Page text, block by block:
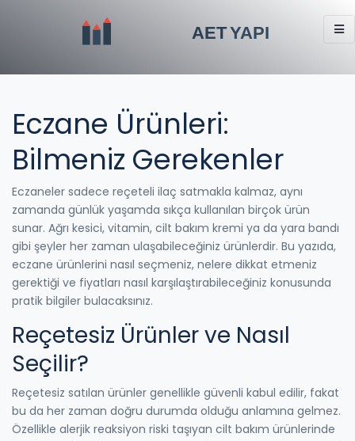
Eczane Ürünleri:
Bilmeniz Gerekenler
Eczaneler sadece reçeteli ilaç satmakla kalmaz, aynı
zamanda günlük yaşamda sıkça kullanılan birçok ürün
sunar. Ağrı kesici, vitamin, cilt bakım kremi ya da yara bandı
gibi şeyler her zaman ulaşabileceğiniz ürünlerdir. Bu yazıda,
eczane ürünlerini nasıl seçmeniz, nelere dikkat etmeniz
gerektiği ve fiyatları nasıl karşılaştırabileceğiniz konusunda
pratik bilgiler bulacaksınız.
Reçetesiz Ürünler ve Nasıl
Seçilir?
Reçetesiz satılan ürünler genellikle güvenli kabul edilir, fakat
bu da her zaman doğru durumda olduğu anlamına gelmez.
Özellikle alerjik reaksiyon riski taşıyan cilt bakım ürünlerinde